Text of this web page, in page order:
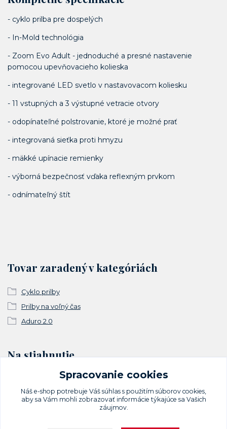
- cyklo prilba pre dospelých
- In-Mold technológia
- Zoom Evo Adult - jednoduché a presné nastavenie
pomocou upevňovacieho kolieska
- integrované LED svetlo v nastavovacom koliesku
- 11 vstupných a 3 výstupné vetracie otvory
- odopínateľné polstrovanie, ktoré je možné prať
- integrovaná sieťka proti hmyzu
- mäkké upínacie remienky
- výborná bezpečnosť vďaka reflexným prvkom
- odnímateľný štít
Tovar zaradený v kategóriách
Cyklo prilby
Prilby na voľný čas
Aduro 2.0
Na stiahnutie
Vyhlásenie o zhodeSpracovanie cookies
Náš e-shop potrebuje Váš súhlas s použitím súborov cookies,
aby sa Vám mohli zobrazovať informácie týkajúce sa Vašich
záujmov.